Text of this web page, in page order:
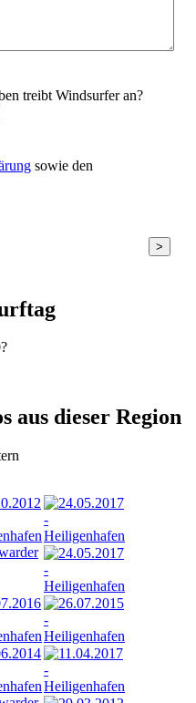
treibt Windsurfer an?
sowie den
>
aus dieser Region